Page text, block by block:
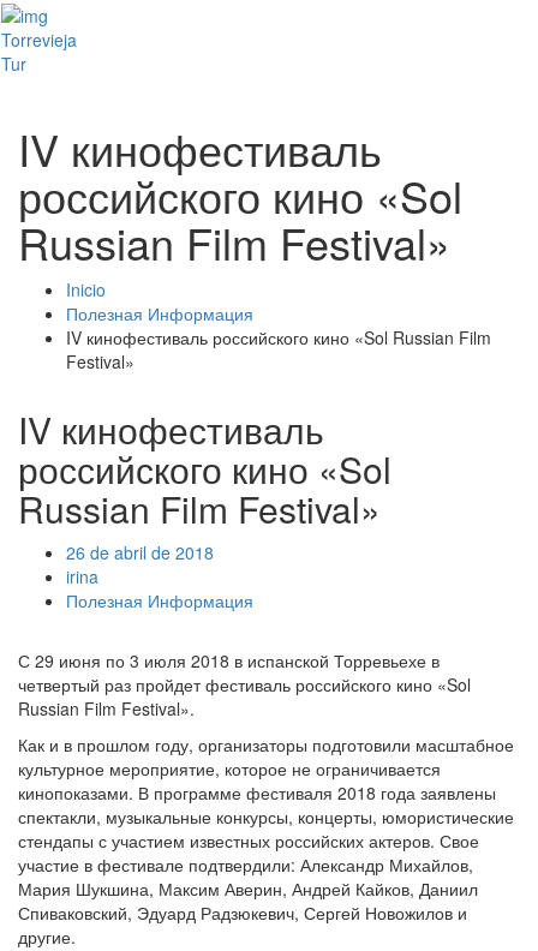
Torrevieja
Tur
IV кинофестиваль
российского кино «Sol
Russian Film Festival»
Inicio
Полезная Информация
IV кинофестиваль российского кино «Sol Russian Film
Festival»
IV кинофестиваль
российского кино «Sol
Russian Film Festival»
26 de abril de 2018
irina
Полезная Информация
С 29 июня по 3 июля 2018 в испанской Торревьехе в
четвертый раз пройдет фестиваль российского кино «Sol
Russian Film Festival».
Как и в прошлом году, организаторы подготовили масштабное
культурное мероприятие, которое не ограничивается
кинопоказами. В программе фестиваля 2018 года заявлены
спектакли, музыкальные конкурсы, концерты, юмористические
стендапы с участием известных российских актеров. Свое
участие в фестивале подтвердили: Александр Михайлов,
Мария Шукшина, Максим Аверин, Андрей Кайков, Даниил
Спиваковский, Эдуард Радзюкевич, Сергей Новожилов и
другие.